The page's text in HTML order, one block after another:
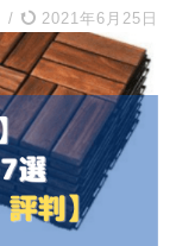
/ 2021年6月25日